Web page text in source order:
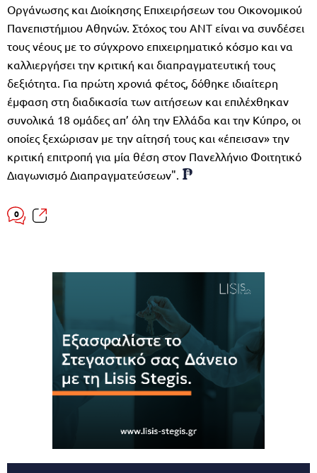
Οργάνωσης και Διοίκησης Επιχειρήσεων του Οικονομικού
Πανεπιστήμιου Αθηνών. Στόχος του AΝΤ είναι να συνδέσει
τους νέους με το σύγχρονο επιχειρηματικό κόσμο και να
καλλιεργήσει την κριτική και διαπραγματευτική τους
δεξιότητα. Για πρώτη χρονιά φέτος, δόθηκε ιδιαίτερη
έμφαση στη διαδικασία των αιτήσεων και επιλέχθηκαν
συνολικά 18 ομάδες απ’ όλη την Ελλάδα και την Κύπρο, οι
οποίες ξεχώρισαν με την αίτησή τους και «έπεισαν» την
κριτική επιτροπή για μία θέση στον Πανελλήνιο Φοιτητικό
Διαγωνισμό Διαπραγματεύσεων".
0